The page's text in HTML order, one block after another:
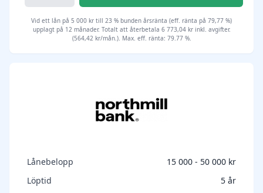
Vid ett lån på 5 000 kr till 23 % bunden årsränta (eff. ränta på 79,77 %)
upplagt på 12 månader. Totalt att återbetala 6 773,04 kr inkl. avgifter.
(564,42 kr/mån.). Max. eff. ränta: 79.77 %.
Lånebelopp
15 000 - 50 000 kr
Löptid
5 år